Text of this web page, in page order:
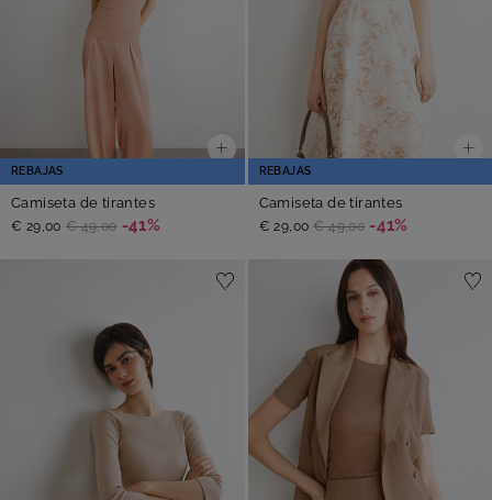
REBAJAS
Camiseta de tirantes
€ 29,00 € 49,00 -41%
REBAJAS
Camiseta de tirantes
€ 29,00 € 49,00 -41%